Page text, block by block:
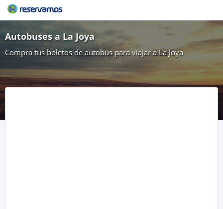
Autobuses a La Joya
Compra tus boletos de autobús para viajar a La Joya